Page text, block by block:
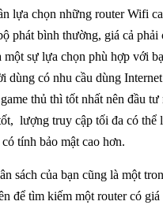
lựa chọn những router Wifi
phát bình thường, giá cả phải
một sự lựa chọn phù hợp với
dùng có nhu cầu dùng
thủ thì tốt nhất nên đầu
lượng truy cập tối đa có thể
tính bảo mật cao hơn.
sách của bạn cũng là một
để tìm kiếm một router có